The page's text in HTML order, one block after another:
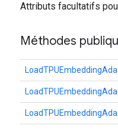
Attributs facultatifs
Méthodes